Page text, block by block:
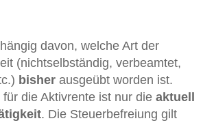
davon, welche Art der
(nichtselbständig, verbeamtet,
bisherausgeübt worden ist.
die Aktivrente ist nur die aktuell
. Die Steuerbefreiung gilt